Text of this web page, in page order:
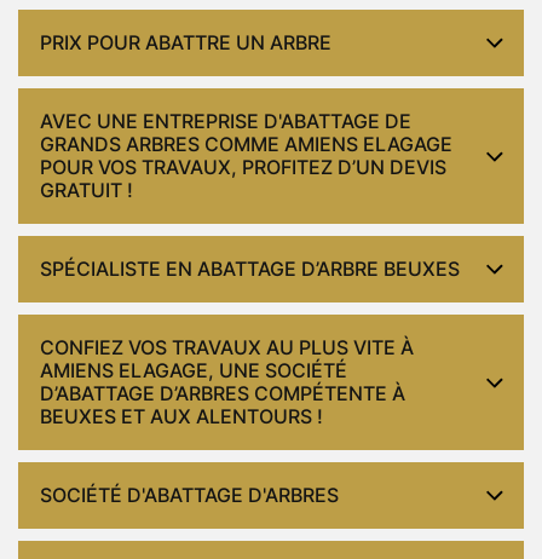
PRIX POUR ABATTRE UN ARBRE
AVEC UNE ENTREPRISE D'ABATTAGE DE
GRANDS ARBRES COMME AMIENS ELAGAGE
POUR VOS TRAVAUX, PROFITEZ D’UN DEVIS
GRATUIT !
SPÉCIALISTE EN ABATTAGE D’ARBRE BEUXES
CONFIEZ VOS TRAVAUX AU PLUS VITE À
AMIENS ELAGAGE, UNE SOCIÉTÉ
D’ABATTAGE D’ARBRES COMPÉTENTE À
BEUXES ET AUX ALENTOURS !
SOCIÉTÉ D'ABATTAGE D'ARBRES